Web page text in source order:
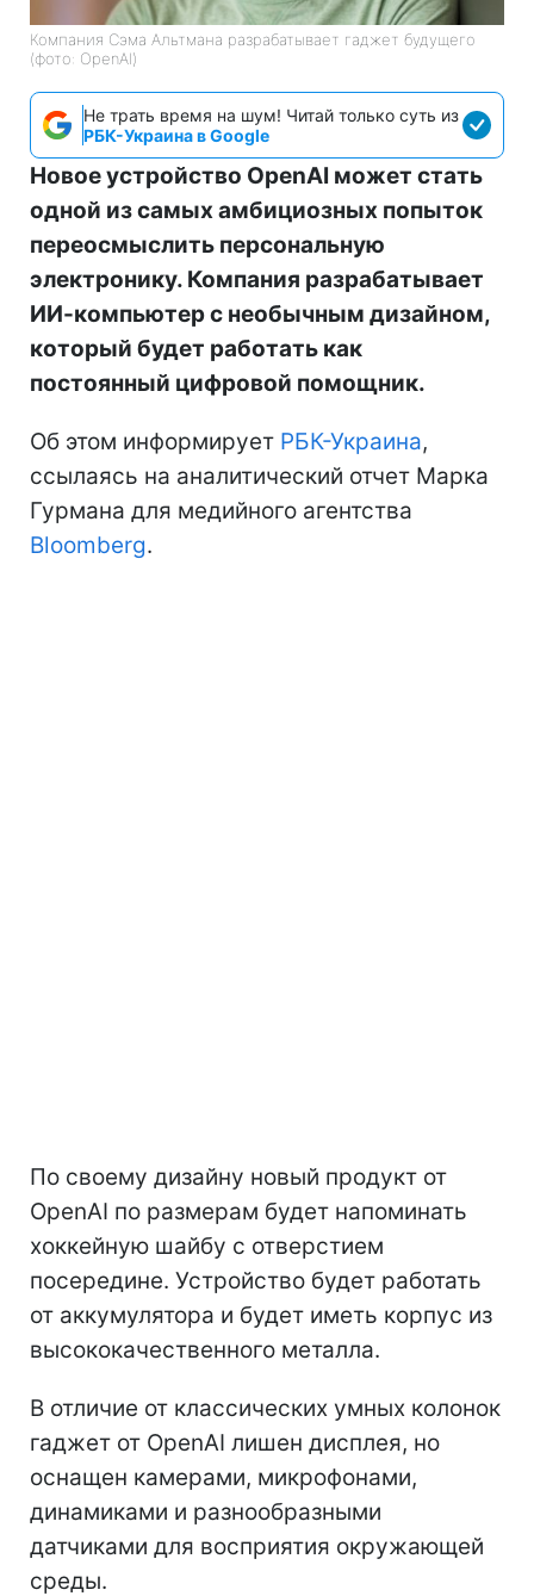
Компания Сэма Альтмана разрабатывает гаджет будущего
(фото: OpenAI)
Не трать время на шум! Читай только суть из
РБК-Украина в Google
Новое устройство OpenAI может стать
одной из самых амбициозных попыток
переосмыслить персональную
электронику. Компания разрабатывает
ИИ-компьютер с необычным дизайном,
который будет работать как
постоянный цифровой помощник.
Об этом информирует РБК-Украина,
ссылаясь на аналитический отчет Марка
Гурмана для медийного агентства
Bloomberg.
По своему дизайну новый продукт от
OpenAI по размерам будет напоминать
хоккейную шайбу с отверстием
посередине. Устройство будет работать
от аккумулятора и будет иметь корпус из
высококачественного металла.
В отличие от классических умных колонок
гаджет от OpenAI лишен дисплея, но
оснащен камерами, микрофонами,
динамиками и разнообразными
датчиками для восприятия окружающей
среды.